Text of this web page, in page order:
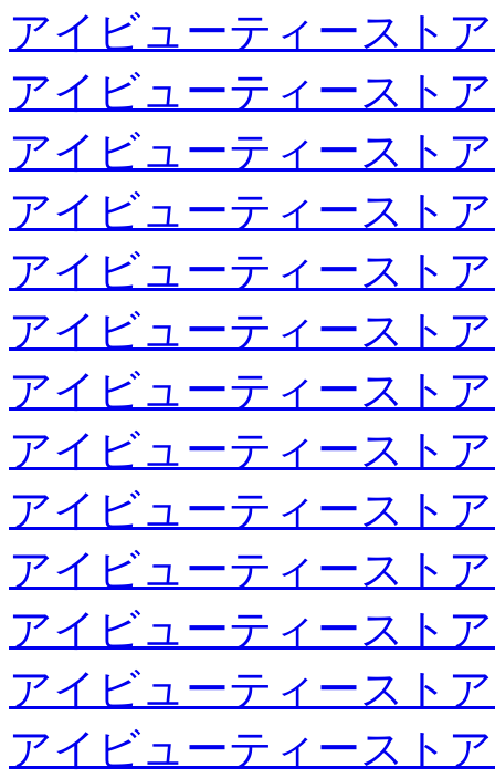
アイビューティースト
アイビューティースト
アイビューティースト
アイビューティースト
アイビューティースト
アイビューティースト
アイビューティースト
アイビューティースト
アイビューティースト
アイビューティースト
アイビューティースト
アイビューティースト
アイビューティースト